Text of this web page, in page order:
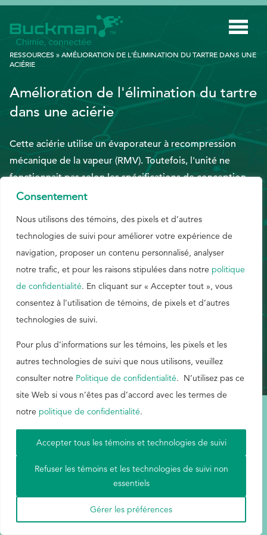
Consentement
Nous utilisons des témoins, des pixels et d’autres
technologies de suivi pour améliorer votre expérience de
navigation, proposer un contenu personnalisé, analyser
notre trafic, et pour les raisons stipulées dans notre politique
de confidentialité. En cliquant sur « Accepter tout », vous
consentez à l’utilisation de témoins, de pixels et d’autres
technologies de suivi.
Pour plus d’informations sur les témoins, les pixels et les
autres technologies de suivi que nous utilisons, veuillez
consulter notre Politique de confidentialité. N’utilisez pas ce
site Web si vous n’êtes pas d’accord avec les termes de
notre politique de confidentialité.
Gérer les préférences
Refuser les témoins et les technologies de suivi non
essentiels
Accepter tous les témoins et technologies de suivi
INDUSTRIES
TECHNOLOGIE INTELLIGENTE
INNOVATION
APPLICATIONS
À PROPOS DE NOUS
RESSOURCES
BLOGUE
EthicsPoint
Nous joindre
Carrières
Ackumen
English
Rechercher
:
RESSOURCES »AMÉLIORATION DE L'ÉLIMINATION DU TARTRE DANS UNE
ACIÉRIE
Amélioration de l'élimination du tartre
dans une aciérie
Cette aciérie utilise un évaporateur à recompression
mécanique de la vapeur (RMV). Toutefois, l'unité ne
fonctionnait pas selon les spécifications de conception
en raison de l'accumulation de tartre. Voyez comment
en réduisant la fréquence des arrêts et la formation de
ANGLAIS
Conditions d'utilisation | Carte du site | Politique de confidentialité